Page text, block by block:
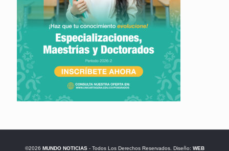
©2026 MUNDO NOTICIAS- Todos Los Derechos Reservados. Diseño: WEB